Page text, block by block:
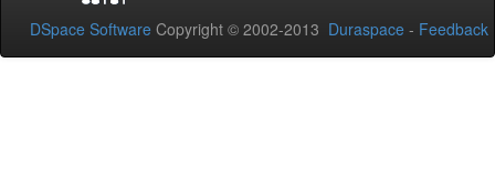
DSpace Software Copyright © 2002-2013 Duraspace - Feedback